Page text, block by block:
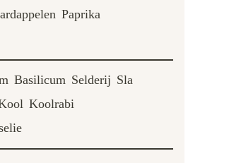
Paprika
Basilicum Selderij Sla
Koolrabi